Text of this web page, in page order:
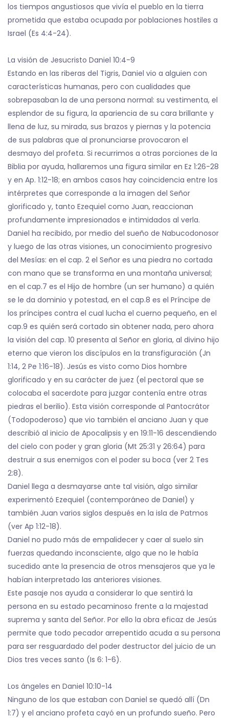
los tiempos angustiosos que vivía el pueblo en la tierra
prometida que estaba ocupada por poblaciones hostiles a
Israel (Es 4:4-24).
La visión de Jesucristo Daniel 10:4-9
Estando en las riberas del Tigris, Daniel vio a alguien con
características humanas, pero con cualidades que
sobrepasaban la de una persona normal: su vestimenta, el
esplendor de su figura, la apariencia de su cara brillante y
llena de luz, su mirada, sus brazos y piernas y la potencia
de sus palabras que al pronunciarse provocaron el
desmayo del profeta. Si recurrimos a otras porciones de la
Biblia por ayuda, hallaremos una figura similar en Ez 1:26-28
y en Ap. 1:12-18; en ambos casos hay coincidencia entre los
intérpretes que corresponde a la imagen del Señor
glorificado y, tanto Ezequiel como Juan, reaccionan
profundamente impresionados e intimidados al verla.
Daniel ha recibido, por medio del sueño de Nabucodonosor
y luego de las otras visiones, un conocimiento progresivo
del Mesías: en el cap. 2 el Señor es una piedra no cortada
con mano que se transforma en una montaña universal;
en el cap.7 es el Hijo de hombre (un ser humano) a quién
se le da dominio y potestad, en el cap.8 es el Príncipe de
los príncipes contra el cual lucha el cuerno pequeño, en el
cap.9 es quién será cortado sin obtener nada, pero ahora
la visión del cap. 10 presenta al Señor en gloria, al divino hijo
eterno que vieron los discípulos en la transfiguración (Jn
1:14, 2 Pe 1:16-18). Jesús es visto como Dios hombre
glorificado y en su carácter de juez (el pectoral que se
colocaba el sacerdote para juzgar contenía entre otras
piedras el berilio). Esta visión corresponde al Pantocrátor
(Todopoderoso) que vio también el anciano Juan y que
describió al inicio de Apocalipsis y en 19:11-16 descendiendo
del cielo con poder y gran gloria (Mt 25:31 y 26:64) para
destruir a sus enemigos con el poder su boca (ver 2 Tes
2:8).
Daniel llega a desmayarse ante tal visión, algo similar
experimentó Ezequiel (contemporáneo de Daniel) y
también Juan varios siglos después en la isla de Patmos
(ver Ap 1:12-18).
Daniel no pudo más de empalidecer y caer al suelo sin
fuerzas quedando inconsciente, algo que no le había
sucedido ante la presencia de otros mensajeros que ya le
habían interpretado las anteriores visiones.
Este pasaje nos ayuda a considerar lo que sentirá la
persona en su estado pecaminoso frente a la majestad
suprema y santa del Señor. Por ello la obra eficaz de Jesús
permite que todo pecador arrepentido acuda a su persona
para ser resguardado del poder destructor del juicio de un
Dios tres veces santo (Is 6: 1-6).
Los ángeles en Daniel 10:10-14
Ninguno de los que estaban con Daniel se quedó allí (Dn
1:7) y el anciano profeta cayó en un profundo sueño. Pero